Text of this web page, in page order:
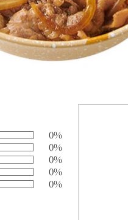
0%
0%
0%
0%
0%